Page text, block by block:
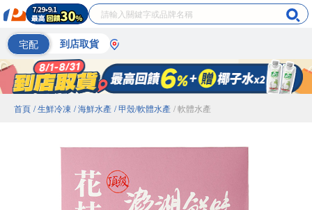
宅配 到店取貨
首頁 / 生鮮冷凍 / 海鮮水產 / 甲殼/軟體水產 / 軟體水產